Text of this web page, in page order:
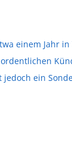
einem Jahr
ein